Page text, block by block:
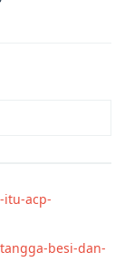
itu-acp-
besi-dan-